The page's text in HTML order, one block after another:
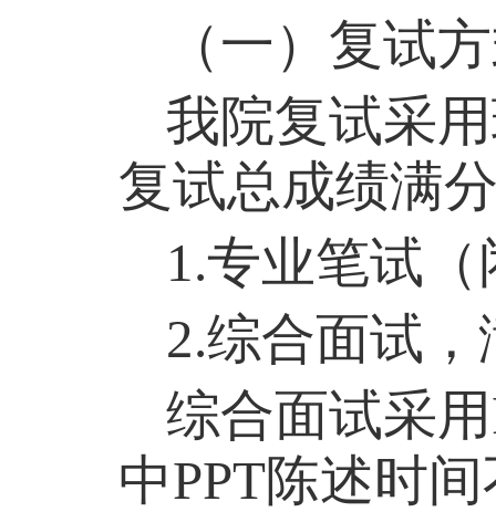
（一）复试
我院复试采
复试总成绩满
1.专业笔试
2.综合面试，
综合面试采用
中PPT陈述时